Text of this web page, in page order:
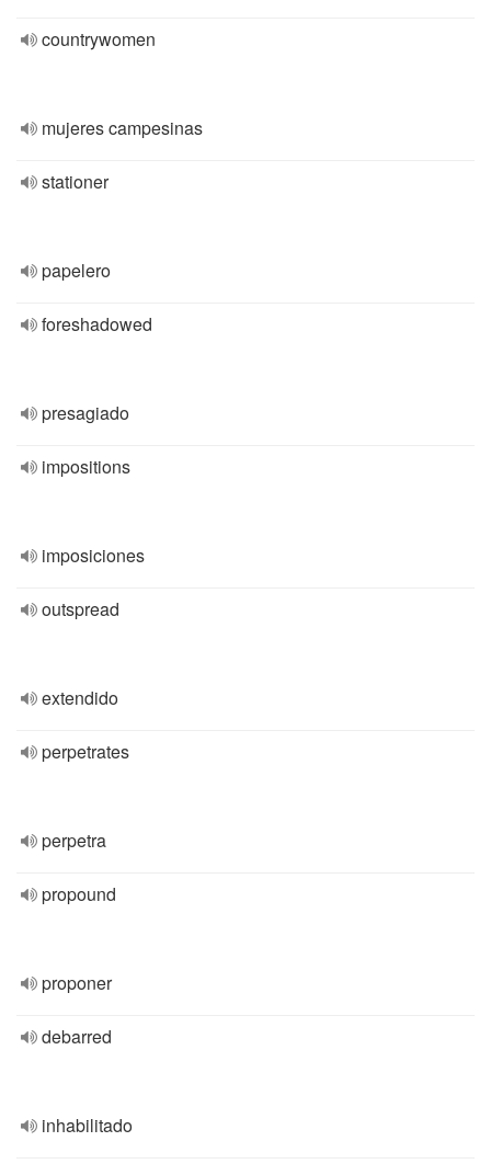
countrywomen
mujeres campesinas
stationer
papelero
foreshadowed
presagiado
impositions
imposiciones
outspread
extendido
perpetrates
perpetra
propound
proponer
debarred
inhabilitado